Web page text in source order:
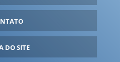
DO SITE